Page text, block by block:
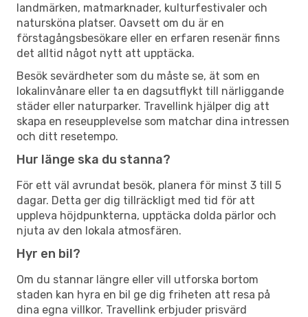
landmärken, matmarknader, kulturfestivaler och
natursköna platser. Oavsett om du är en
förstagångsbesökare eller en erfaren resenär finns
det alltid något nytt att upptäcka.
Besök sevärdheter som du måste se, ät som en
lokalinvånare eller ta en dagsutflykt till närliggande
städer eller naturparker. Travellink hjälper dig att
skapa en reseupplevelse som matchar dina intressen
och ditt resetempo.
Hur länge ska du stanna?
För ett väl avrundat besök, planera för minst 3 till 5
dagar. Detta ger dig tillräckligt med tid för att
uppleva höjdpunkterna, upptäcka dolda pärlor och
njuta av den lokala atmosfären.
Hyr en bil?
Om du stannar längre eller vill utforska bortom
staden kan hyra en bil ge dig friheten att resa på
dina egna villkor. Travellink erbjuder prisvärd